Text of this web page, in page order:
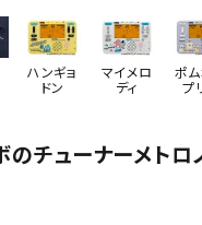
ハンギョ
ドン
マイメロ
ディ
ポ
プ
のチューナーメトロ